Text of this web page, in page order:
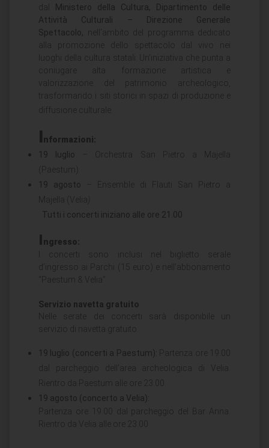
dal
Ministero della Cultura, Dipartimento delle
Attività Culturali – Direzione Generale
Spettacolo,
nell’ambito del programma dedicato
alla promozione dello spettacolo dal vivo nei
luoghi della cultura statali. Un’iniziativa che punta a
coniugare alta formazione artistica e
valorizzazione del patrimonio archeologico,
trasformando i siti storici in spazi di produzione e
diffusione culturale.
Informazioni:
19 luglio – Orchestra San Pietro a Majella
(Paestum)
19 agosto – Ensemble di Flauti San Pietro a
Majella
Velia
Tutti i concerti iniziano alle ore 21.00
Ingresso:
I concerti sono inclusi nel biglietto serale
d’ingresso ai Parchi (15 euro) e nell’abbonamento
“Paestum & Velia”.
Servizio navetta gratuito
Nelle serate dei concerti sarà disponibile un
servizio di navetta gratuito.
19 luglio (concerti a Paestum):
Partenza ore 19.00
dal parcheggio dell’area archeologica di Velia.
Rientro da Paestum alle ore 23.00.
19 agosto (concerto a Velia):
Partenza ore 19.00 dal parcheggio del Bar Anna.
Rientro da Velia alle ore 23.00